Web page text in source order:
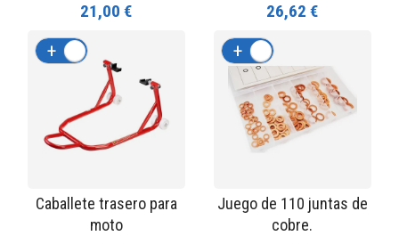
21,00 €
26,62 €
Caballete trasero para
moto
+
Juego de 110 juntas de
cobre.
+